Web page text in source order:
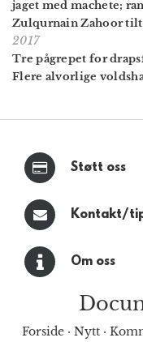
jaget med machete;
Zulqurnain Zahoor
2017
Tre pågrepet for
Flere alvorlige
Støtt oss
Kontakt/
Om oss
Forside · Nytt ·